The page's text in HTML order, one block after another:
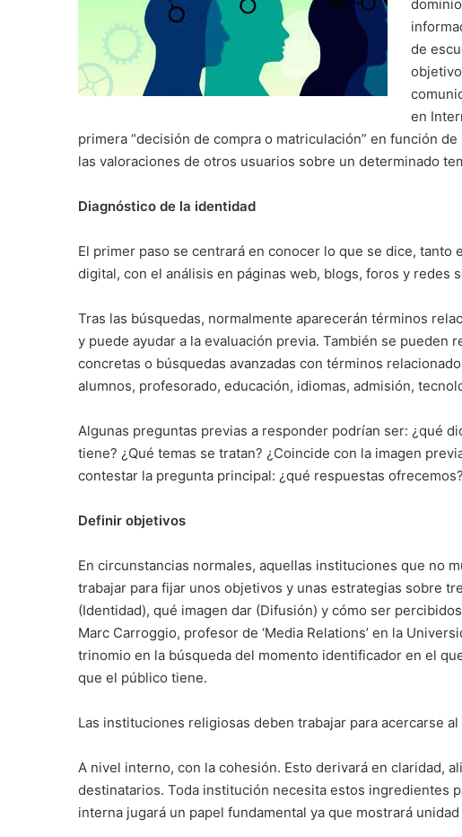
de
en
primera “decisión de compra o matriculación” en función
las valoraciones de otros usuarios sobre un determinado
Diagnóstico de la identidad
El primer paso se centrará en conocer lo que se dice,
digital, con el análisis en páginas web, blogs, foros y redes
Tras las búsquedas, normalmente aparecerán términos
y puede ayudar a la evaluación previa. También se pueden
concretas o búsquedas avanzadas con términos
alumnos, profesorado, educación, idiomas, admisión,
Algunas preguntas previas a responder podrían ser: ¿qué
tiene? ¿Qué temas se tratan? ¿Coincide con la imagen
contestar la pregunta principal: ¿qué respuestas ofrecemos?
Definir objetivos
En circunstancias normales, aquellas instituciones que no
trabajar para fijar unos objetivos y unas estrategias sobre
(Identidad), qué imagen dar (Difusión) y cómo ser
Marc Carroggio, profesor de ‘Media Relations’ en la
trinomio en la búsqueda del momento identificador en el
que el público tiene.
Las instituciones religiosas deben trabajar para acercarse
A nivel interno, con la cohesión. Esto derivará en claridad,
destinatarios. Toda institución necesita estos ingredientes
interna jugará un papel fundamental ya que mostrará